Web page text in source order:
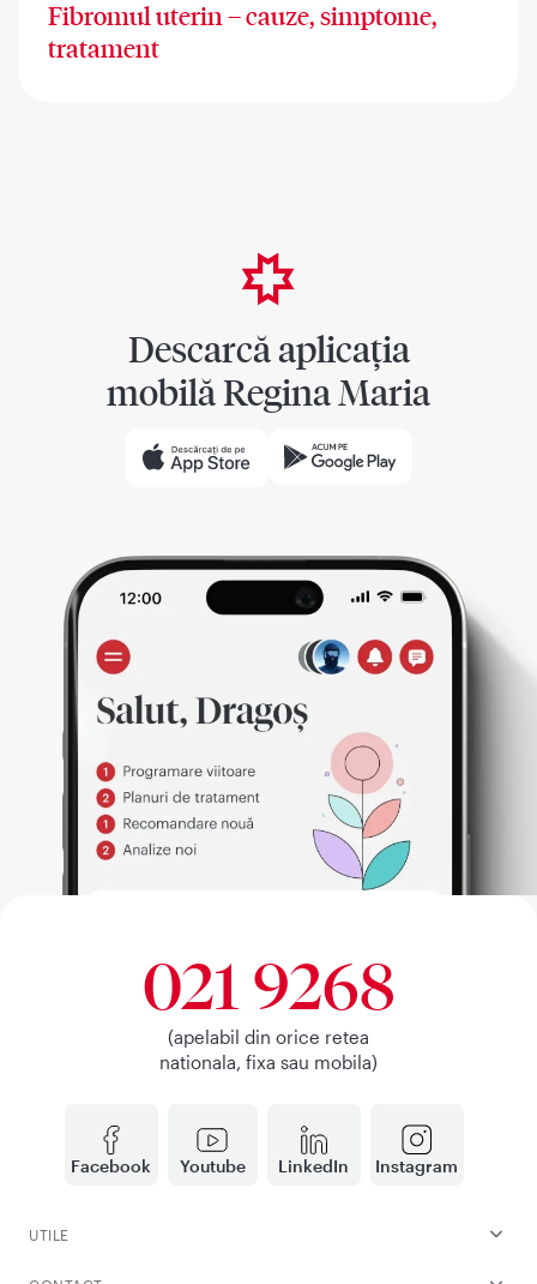
Fibromul uterin – cauze, simptome,
tratament
Descarcă aplicația
mobilă Regina Maria
Facebook Youtube LinkedIn Instagram
021 9268
(apelabil din orice retea
nationala, fixa sau mobila)
UTILE